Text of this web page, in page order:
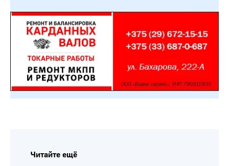
Читайте ещё